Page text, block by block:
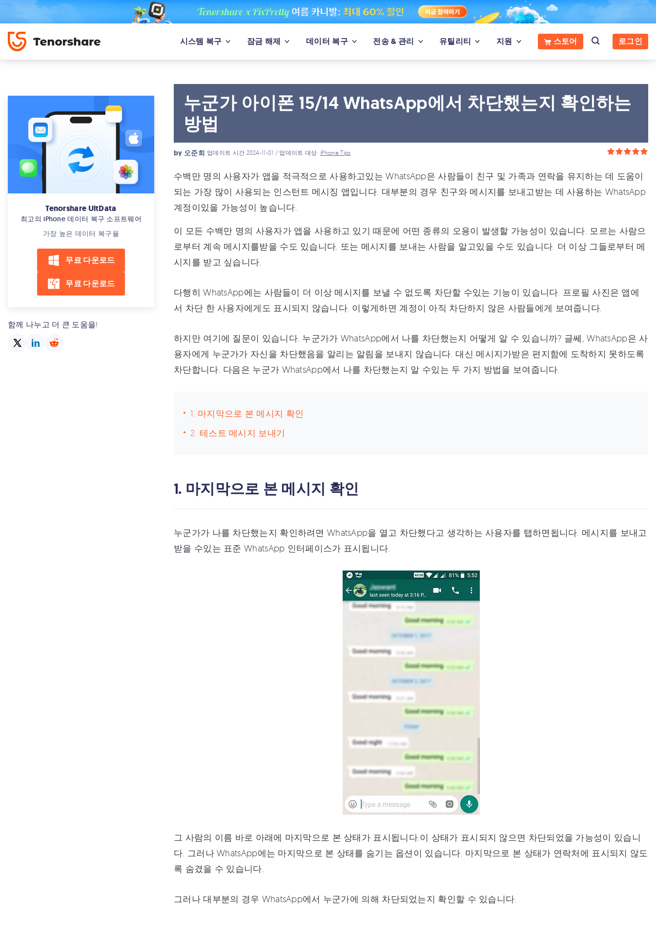
시스템 복구 잠금 해제 데이터 복구 전송 & 관리 유틸리티 지원 스토어 로그인
Tenorshare UltData
최고의 iPhone 데이터 복구 소프트웨어
가장 높은 데이터 복구율
무료 다운로드
무료 다운로드
함께 나누고 더 큰 도움을!
누군가 아이폰 15/14 WhatsApp에서 차단했는지 확인하는
방법
by 오준희 업데이트 시간 2024-11-01 / 업데이트 대상iPhone Tips
수백만 명의 사용자가 앱을 적극적으로 사용하고있는 WhatsApp은 사람들이 친구 및 가족과 연락을 유지하는 데 도움이
되는 가장 많이 사용되는 인스턴트 메시징 앱입니다. 대부분의 경우 친구와 메시지를 보내고받는 데 사용하는 WhatsApp
계정이있을 가능성이 높습니다.
이 모든 수백만 명의 사용자가 앱을 사용하고 있기 때문에 어떤 종류의 오용이 발생할 가능성이 있습니다. 모르는 사람으
로부터 계속 메시지를받을 수도 있습니다. 또는 메시지를 보내는 사람을 알고있을 수도 있습니다. 더 이상 그들로부터 메
시지를 받고 싶습니다.
다행히 WhatsApp에는 사람들이 더 이상 메시지를 보낼 수 없도록 차단할 수있는 기능이 있습니다. 프로필 사진은 앱에
서 차단 한 사용자에게도 표시되지 않습니다. 이렇게하면 계정이 아직 차단하지 않은 사람들에게 보여줍니다.
하지만 여기에 질문이 있습니다. 누군가가 WhatsApp에서 나를 차단했는지 어떻게 알 수 있습니까? 글쎄, WhatsApp은 사
용자에게 누군가가 자신을 차단했음을 알리는 알림을 보내지 않습니다. 대신 메시지가받은 편지함에 도착하지 못하도록
차단합니다. 다음은 누군가 WhatsApp에서 나를 차단했는지 알 수있는 두 가지 방법을 보여줍니다.
1. 마지막으로 본 메시지 확인
2. 테스트 메시지 보내기
1. 마지막으로 본 메시지 확인
누군가가 나를 차단했는지 확인하려면 WhatsApp을 열고 차단했다고 생각하는 사용자를 탭하면됩니다. 메시지를 보내고
받을 수있는 표준 WhatsApp 인터페이스가 표시됩니다.
그 사람의 이름 바로 아래에 마지막으로 본 상태가 표시됩니다.이 상태가 표시되지 않으면 차단되었을 가능성이 있습니
다. 그러나 WhatsApp에는 마지막으로 본 상태를 숨기는 옵션이 있습니다. 마지막으로 본 상태가 연락처에 표시되지 않도
록 숨겼을 수 있습니다.
그러나 대부분의 경우 WhatsApp에서 누군가에 의해 차단되었는지 확인할 수 있습니다.